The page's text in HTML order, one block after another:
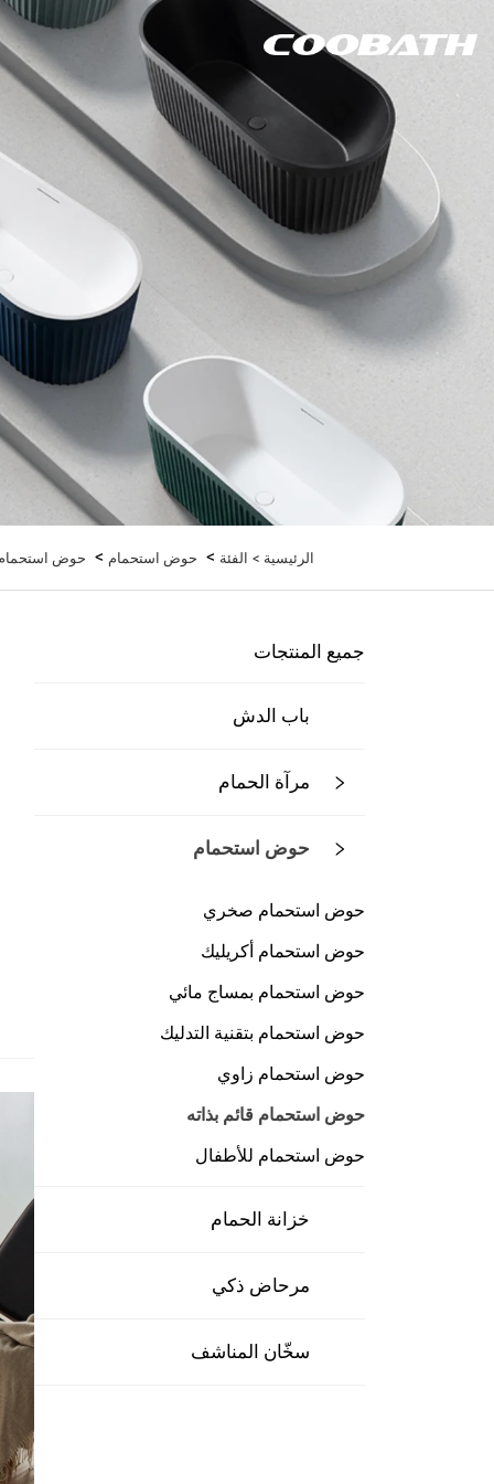
الرئيسية > الفئة > حوض استحمام > حوض استحمام
جميع المنتجات
باب الدش
مرآة الحمام
حوض استحمام
حوض استحمام صخري
حوض استحمام أكريليك
حوض استحمام بمساج مائي
حوض استحمام بتقنية التدليك
حوض استحمام زاوي
حوض استحمام قائم بذاته
حوض استحمام للأطفال
خزانة الحمام
مرحاض ذكي
سخّان المناشف